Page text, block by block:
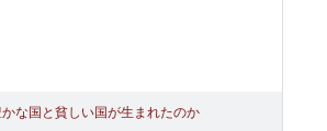
な国と貧しい国が生まれたのか